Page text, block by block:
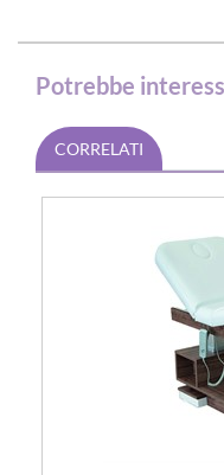
Potrebbe
CORRELATI